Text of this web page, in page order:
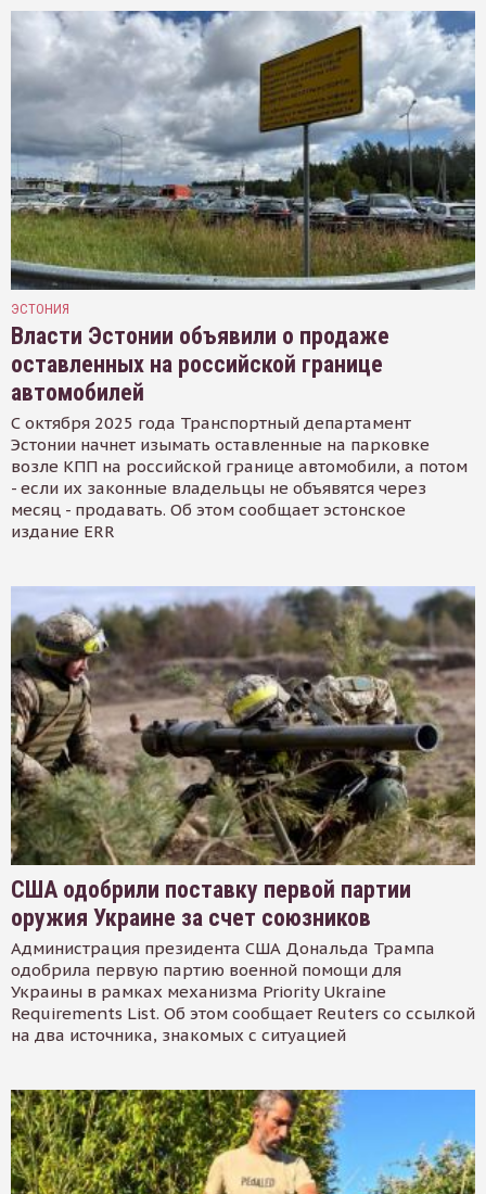
ЭСТОНИЯ
Власти Эстонии объявили о продаже
оставленных на российской границе
автомобилей
С октября 2025 года Транспортный департамент
Эстонии начнет изымать оставленные на парковке
возле КПП на российской границе автомобили, а потом
- если их законные владельцы не объявятся через
месяц - продавать. Об этом сообщает эстонское
издание ERR
США одобрили поставку первой партии
оружия Украине за счет союзников
Администрация президента США Дональда Трампа
одобрила первую партию военной помощи для
Украины в рамках механизма Priority Ukraine
Requirements List. Об этом сообщает Reuters со ссылкой
на два источника, знакомых с ситуацией